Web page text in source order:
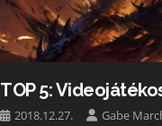
TOP 5:
2018.12.27. Gabe